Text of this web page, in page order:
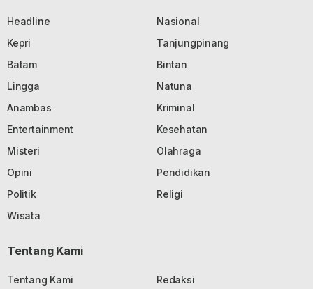
Headline
Nasional
Kepri
Tanjungpinang
Batam
Bintan
Lingga
Natuna
Anambas
Kriminal
Entertainment
Kesehatan
Misteri
Olahraga
Opini
Pendidikan
Politik
Religi
Wisata
Tentang Kami
Tentang Kami
Redaksi